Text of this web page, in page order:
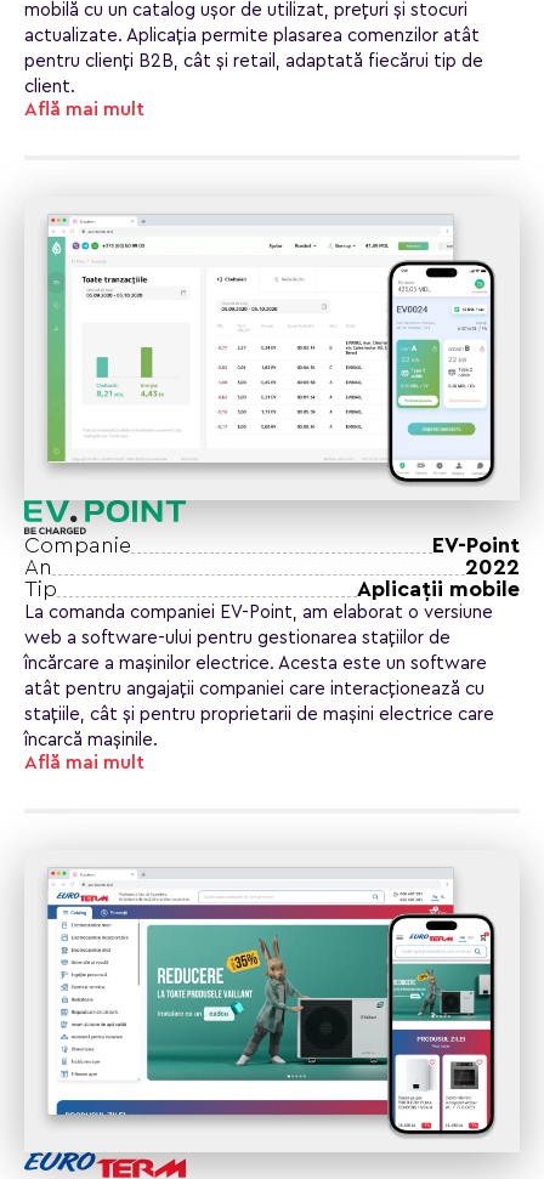
mobilă cu un catalog ușor de utilizat, prețuri și stocuri
actualizate. Aplicația permite plasarea comenzilor atât
pentru clienți B2B, cât și retail, adaptată fiecărui tip de
client.
Află mai mult
Companie
EV-Point
An
2022
Tip
Aplicaţii mobile
La comanda companiei EV-Point, am elaborat o versiune
web a software-ului pentru gestionarea stațiilor de
încărcare a mașinilor electrice. Acesta este un software
atât pentru angajații companiei care interacționează cu
stațiile, cât și pentru proprietarii de mașini electrice care
încarcă mașinile.
Află mai mult